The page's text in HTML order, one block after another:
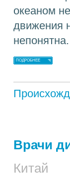
океаном
движения
ПОДРОБНЕЕ
Врачи
Китай